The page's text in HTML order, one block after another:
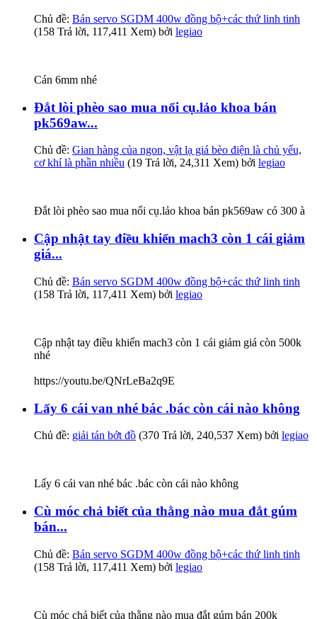
Chủ đề: Bán servo SGDM 400w đồng bộ+các thứ linh tinh
(158 Trả lời, 117,411 Xem) bởi legiao
Cán 6mm nhé
Đắt lòi phèo sao mua nổi cụ.lảo khoa bán
pk569aw...
Chủ đề: Gian hàng của ngon, vật lạ giá bèo điện là chủ yếu,
cơ khí là phần nhiều (19 Trả lời, 24,311 Xem) bởi legiao
Đắt lòi phèo sao mua nổi cụ.lảo khoa bán pk569aw có 300 à
Cập nhật tay điều khiển mach3 còn 1 cái giảm
giá...
Chủ đề: Bán servo SGDM 400w đồng bộ+các thứ linh tinh
(158 Trả lời, 117,411 Xem) bởi legiao
Cập nhật tay điều khiển mach3 còn 1 cái giảm giá còn 500k
nhé
https://youtu.be/QNrLeBa2q9E
Lấy 6 cái van nhé bác .bác còn cái nào không
Chủ đề: giải tán bớt đồ (370 Trả lời, 240,537 Xem) bởi legiao
Lấy 6 cái van nhé bác .bác còn cái nào không
Cù móc chả biết của thằng nào mua đắt gúm
bán...
Chủ đề: Bán servo SGDM 400w đồng bộ+các thứ linh tinh
(158 Trả lời, 117,411 Xem) bởi legiao
Cù móc chả biết của thằng nào mua đắt gúm bán 200k